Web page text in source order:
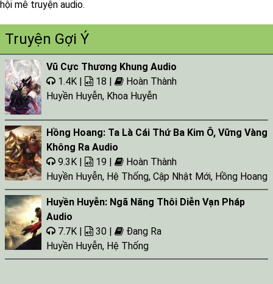
Tap 024
Tap 025
Tap 026
Tap 027
Tap 028
Tap 029
Tap 030
Tap 031
Tap 032
Tap 033
Tap 034
Tap 035
hội mê truyện audio.
Truyện Gợi Ý
Vũ Cực Thương Khung Audio
1.4K |
18 |
Hoàn Thành
Huyền Huyễn, Khoa Huyễn
Hồng Hoang: Ta Là Cái Thứ Ba Kim Ô, Vững Vàng
Không Ra Audio
9.3K |
19 |
Hoàn Thành
Huyền Huyễn, Hệ Thống, Cập Nhật Mới, Hồng Hoang
Huyền Huyễn: Ngã Năng Thôi Diễn Vạn Pháp
Audio
7.7K |
30 |
Đang Ra
Huyền Huyễn, Hệ Thống